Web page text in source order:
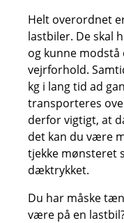
Helt overordnet
lastbiler. De skal
og kunne modstå
vejrforhold.
kg i lang tid ad
transporteres
derfor vigtigt, at
det kan du være
tjekke mønsteret
dæktrykket.
Du har måske
være på en